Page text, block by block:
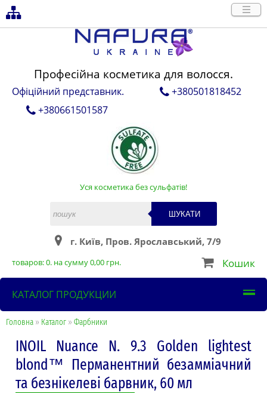
Професійна косметика для волосся.
Офіційний представник.
+380501818452
+380661501587
Уся косметика без сульфатів!
ШУКАТИ
г. Київ, Пров. Ярославський, 7/9
товаров:0. на сумму0,00 грн. Кошик
КАТАЛОГ ПРОДУКЦИИ
Головна » Каталог » Фарбники
INOIL Nuance N. 9.3 Golden lightest
blond™ Перманентний безамміачний
та безнікелеві барвник, 60 мл